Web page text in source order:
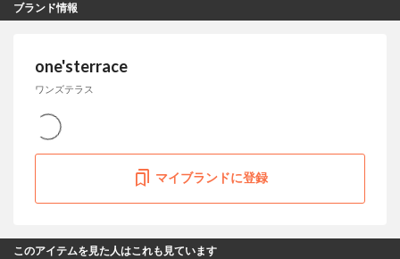
ブランド情報
one'sterrace
ワンズテラス
マイブランドに登録
このアイテムを見た人はこれも見ています